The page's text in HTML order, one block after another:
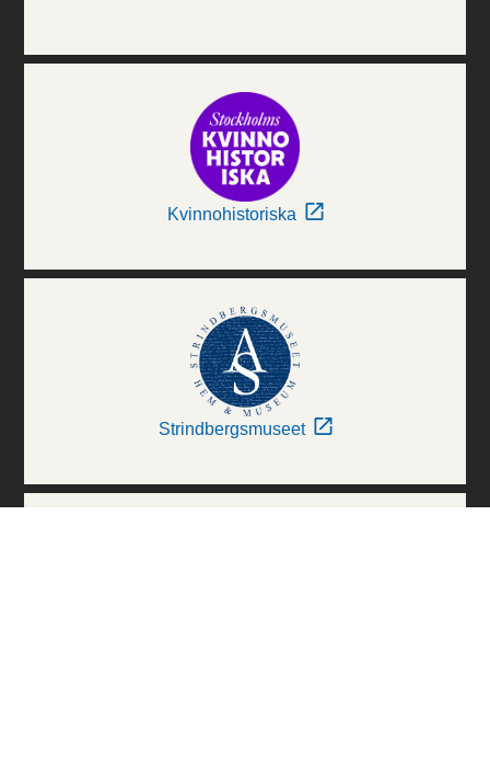
Kvinnohistoriska
Strindbergsmuseet